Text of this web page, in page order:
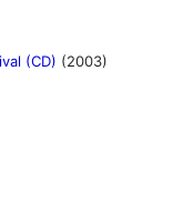
(CD) (2003)